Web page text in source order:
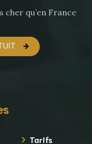
cher qu’en France
Tarifs